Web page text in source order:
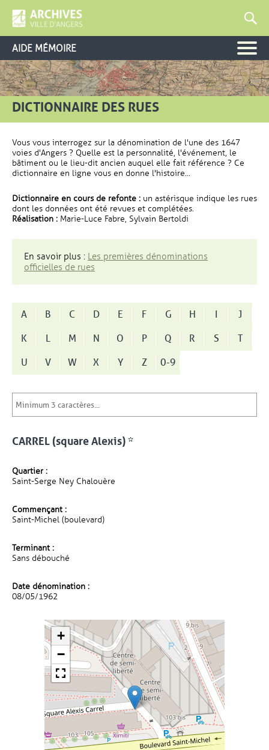
AIDE MÉMOIRE
DICTIONNAIRE DES RUES
Vous vous interrogez sur la dénomination de l'une des 1647
voies d'Angers ? Quelle est la personnalité, l'événement, le
bâtiment ou le lieu-dit ancien auquel elle fait référence ? Ce
dictionnaire en ligne vous en donne l'histoire...
Dictionnaire en cours de refonte : un astérisque indique les rues
dont les données ont été revues et complétées.
Réalisation : Marie-Luce Fabre, Sylvain Bertoldi
En savoir plus : Les premières dénominations
officielles de rues
A B C D E F G H I
J
K
L M N O P Q R S
T
U
V W X Y Z 0-9
CARREL (square Alexis) *
Quartier :
Saint-Serge Ney Chalouère
Commençant :
Saint-Michel (boulevard)
Terminant :
Sans débouché
Date dénomination :
08/05/1962
+
−